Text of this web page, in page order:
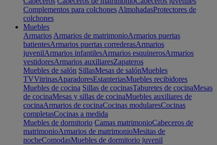
Complementos para colchones AlmohadasProtectores de
colchones
Muebles
Armarios Armarios de matrimonioArmarios puertas
batientesArmarios puertas correderasArmarios
juvenilArmarios infantilesArmarios esquinerosArmarios
vestidoresArmarios auxiliaresZapateros
Muebles de salón SillasMesas de salónMuebles
TVVitrinasAparadoresEstanteriasMuebles recibidores
Muebles de cocina Sillas de cocinasTaburetes de cocinaMesas
de cocinaMesas y sillas de cocinaMuebles auxiliares de
cocinaArmarios de cocinaCocinas modularesCocinas
completasCocinas a medida
Muebles de dormitorio Camas matrimonioCabeceros de
matrimonioArmarios de matrimonioMesitas de
nocheComodasMuebles de dormitorio juvenil